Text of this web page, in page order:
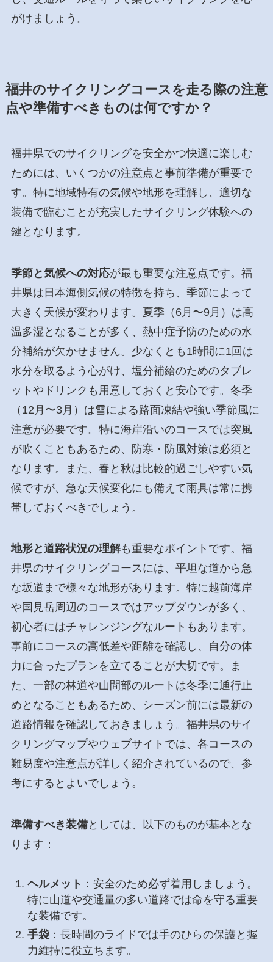
がけましょう。
福井のサイクリングコースを走る際の注意
点や準備すべきものは何ですか？
福井県でのサイクリングを安全かつ快適に楽しむ
ためには、いくつかの注意点と事前準備が重要で
す。特に地域特有の気候や地形を理解し、適切な
装備で臨むことが充実したサイクリング体験への
鍵となります。
季節と気候への対応が最も重要な注意点です。福
井県は日本海側気候の特徴を持ち、季節によって
大きく天候が変わります。夏季（6月〜9月）は高
温多湿となることが多く、熱中症予防のための水
分補給が欠かせません。少なくとも1時間に1回は
水分を取るよう心がけ、塩分補給のためのタブレ
ットやドリンクも用意しておくと安心です。冬季
（12月〜3月）は雪による路面凍結や強い季節風に
注意が必要です。特に海岸沿いのコースでは突風
が吹くこともあるため、防寒・防風対策は必須と
なります。また、春と秋は比較的過ごしやすい気
候ですが、急な天候変化にも備えて雨具は常に携
帯しておくべきでしょう。
地形と道路状況の理解も重要なポイントです。福
井県のサイクリングコースには、平坦な道から急
な坂道まで様々な地形があります。特に越前海岸
や国見岳周辺のコースではアップダウンが多く、
初心者にはチャレンジングなルートもあります。
事前にコースの高低差や距離を確認し、自分の体
力に合ったプランを立てることが大切です。ま
た、一部の林道や山間部のルートは冬季に通行止
めとなることもあるため、シーズン前には最新の
道路情報を確認しておきましょう。福井県のサイ
クリングマップやウェブサイトでは、各コースの
難易度や注意点が詳しく紹介されているので、参
考にするとよいでしょう。
準備すべき装備としては、以下のものが基本とな
ります：
ヘルメット ：安全のため必ず着用しましょう。
特に山道や交通量の多い道路では命を守る重要
な装備です。
手袋：長時間のライドでは手のひらの保護と握
力維持に役立ちます。